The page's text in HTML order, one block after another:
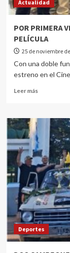
Actualidad
POR PRIMERA
PELÍCULA
25 de noviembre
Con una doble
estreno en el
Leer más
Deportes